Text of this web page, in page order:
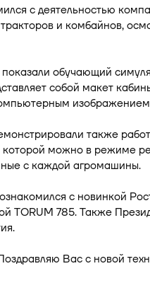
с деятельностью
и комбайнов,
обучающий
собой макет
изображением
также
которой можно в режиме
с каждой агромашины.
с новинкой
TORUM 785. Также
Вас с новой